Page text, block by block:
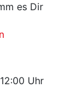
es Dir
Uhr